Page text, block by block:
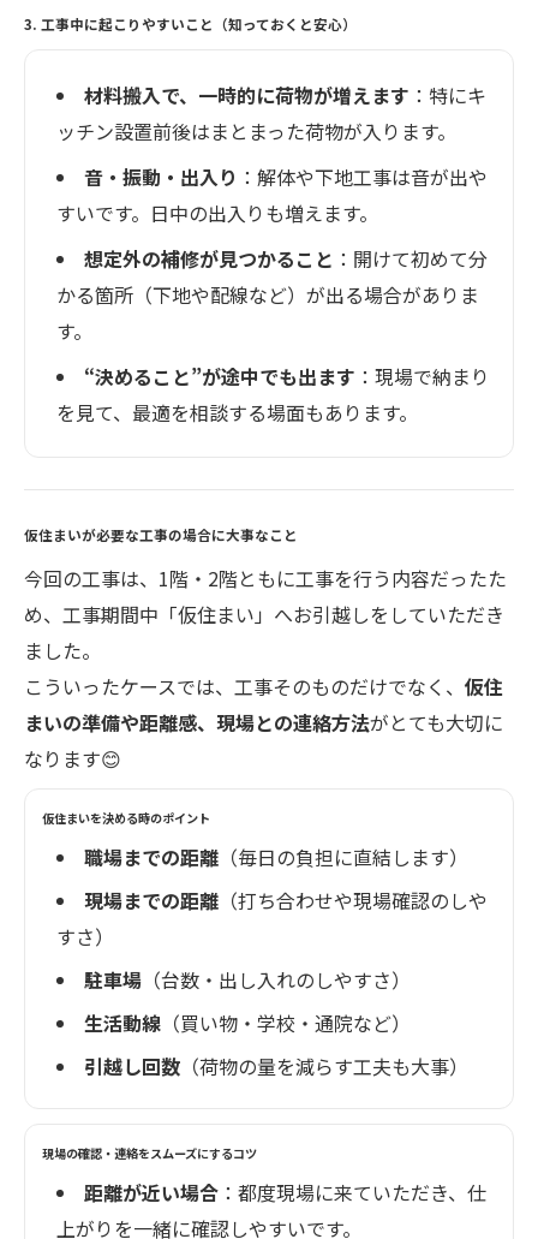
3. 工事中に起こりやすいこと（知っておくと安心）
材料搬入で、一時的に荷物が増えます ：特にキ
ッチン設置前後はまとまった荷物が入ります。
音・振動・出入り ：解体や下地工事は音が出や
すいです。日中の出入りも増えます。
想定外の補修が見つかること ：開けて初めて分
かる箇所（下地や配線など）が出る場合がありま
す。
“決めること”が途中でも出ます ：現場で納まり
を見て、最適を相談する場面もあります。
仮住まいが必要な工事の場合に大事なこと
今回の工事は、1階・2階ともに工事を行う内容だったた
め、工事期間中「仮住まい」へお引越しをしていただき
ました。
こういったケースでは、工事そのものだけでなく、 仮住
まいの準備や距離感、現場との連絡方法がとても大切に
なります😊
仮住まいを決める時のポイント
職場までの距離（毎日の負担に直結します）
現場までの距離（打ち合わせや現場確認のしや
すさ）
駐車場（台数・出し入れのしやすさ）
生活動線（買い物・学校・通院など）
引越し回数（荷物の量を減らす工夫も大事）
現場の確認・連絡をスムーズにするコツ
距離が近い場合：都度現場に来ていただき、仕
上がりを一緒に確認しやすいです。